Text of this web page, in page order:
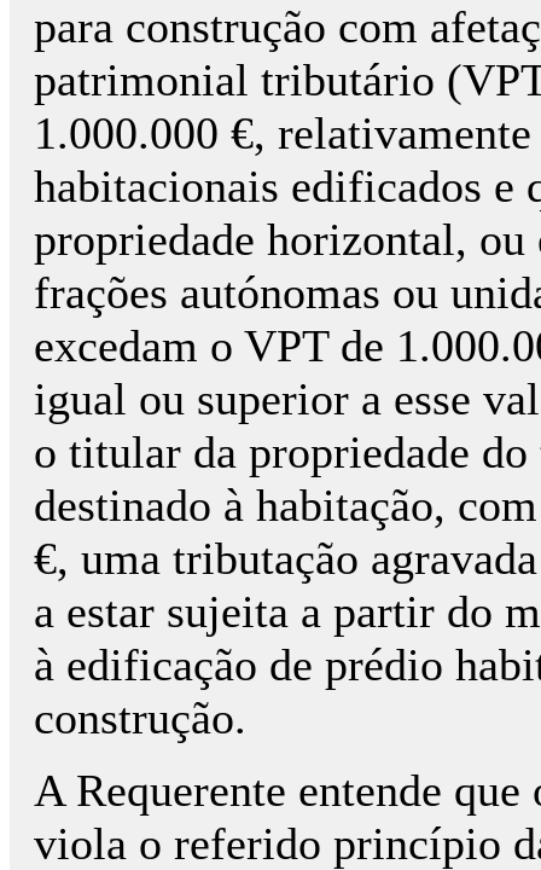
para construção com
patrimonial tributário
1.000.000 €,
habitacionais edificados e
propriedade horizontal,
frações autónomas ou
excedam o VPT de
igual ou superior a esse
o titular da propriedade
destinado à habitação,
€, uma tributação
a estar sujeita a partir do
à edificação de prédio
construção.
A Requerente entende
viola o referido princípio